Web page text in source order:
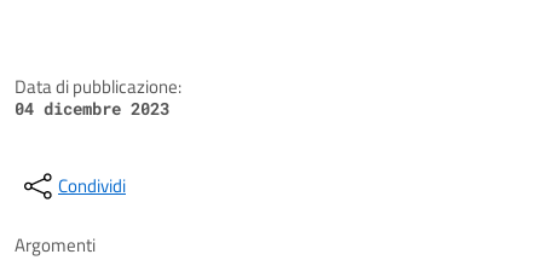
Data di pubblicazione:
04 dicembre 2023
Condividi
Argomenti